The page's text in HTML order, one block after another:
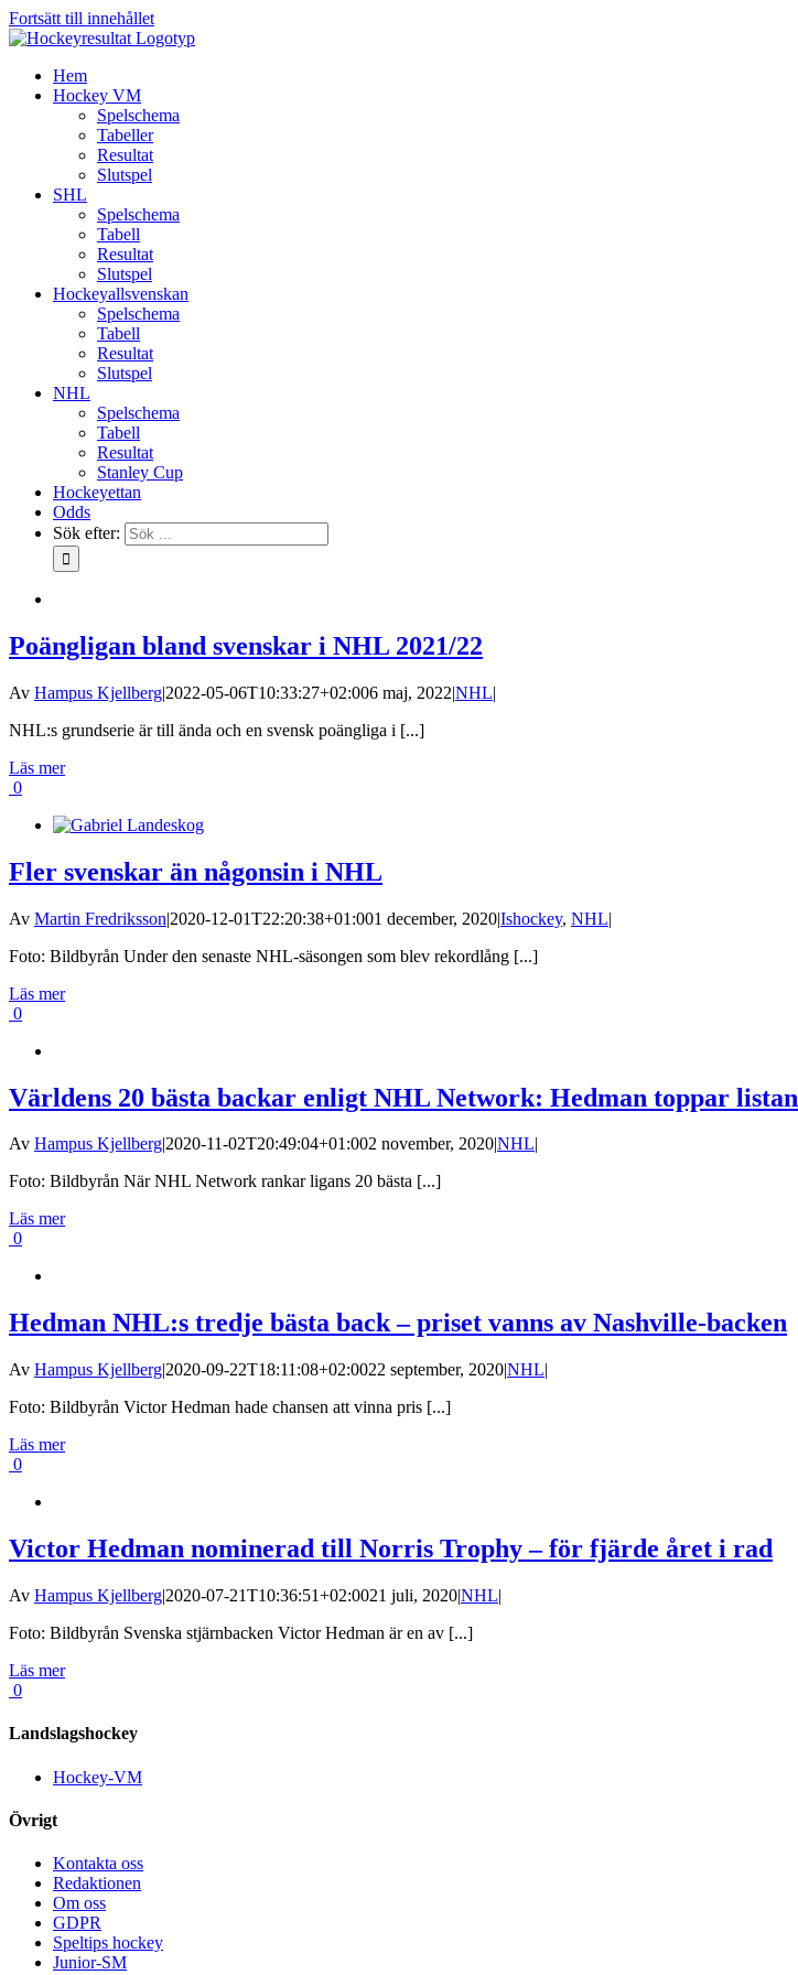
Fortsätt till innehållet
Hem
Hockey VM
Spelschema
Tabeller
Resultat
Slutspel
SHL
Spelschema
Tabell
Resultat
Slutspel
Hockeyallsvenskan
Spelschema
Tabell
Resultat
Slutspel
NHL
Spelschema
Tabell
Resultat
Stanley Cup
Hockeyettan
Odds
Sök efter:
Poängligan bland svenskar i NHL 2021/22
Av Hampus Kjellberg|2022-05-06T10:33:27+02:006 maj, 2022|NHL|
NHL:s grundserie är till ända och en svensk poängliga i [...]
Läs mer
0
Fler svenskar än någonsin i NHL
Av Martin Fredriksson|2020-12-01T22:20:38+01:001 december, 2020|Ishockey, NHL|
Foto: Bildbyrån Under den senaste NHL-säsongen som blev rekordlång [...]
Läs mer
0
Världens 20 bästa backar enligt NHL Network: Hedman toppar listan
Av Hampus Kjellberg|2020-11-02T20:49:04+01:002 november, 2020|NHL|
Foto: Bildbyrån När NHL Network rankar ligans 20 bästa [...]
Läs mer
0
Hedman NHL:s tredje bästa back – priset vanns av Nashville-backen
Av Hampus Kjellberg|2020-09-22T18:11:08+02:0022 september, 2020|NHL|
Foto: Bildbyrån Victor Hedman hade chansen att vinna pris [...]
Läs mer
0
Victor Hedman nominerad till Norris Trophy – för fjärde året i rad
Av Hampus Kjellberg|2020-07-21T10:36:51+02:0021 juli, 2020|NHL|
Foto: Bildbyrån Svenska stjärnbacken Victor Hedman är en av [...]
Läs mer
0
Landslagshockey
Hockey-VM
Övrigt
Kontakta oss
Redaktionen
Om oss
GDPR
Speltips hockey
Junior-SM